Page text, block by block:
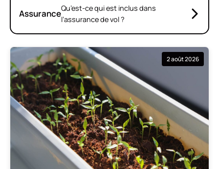
AssuranceQu’est-ce qui est inclus dans
l’assurance de vol ?
2 août 2026